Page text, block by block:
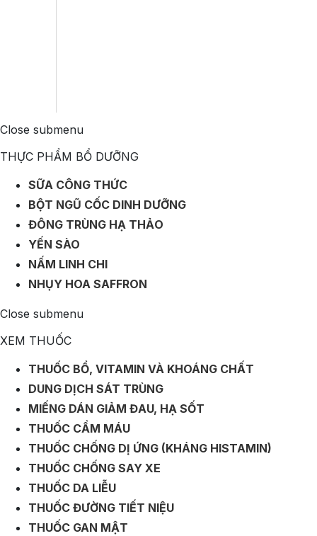
Close submenu
THỰC PHẨM BỔ DƯỠNG
SỮA CÔNG THỨC
BỘT NGŨ CỐC DINH DƯỠNG
ĐÔNG TRÙNG HẠ THẢO
YẾN SÀO
NẤM LINH CHI
NHỤY HOA SAFFRON
Close submenu
XEM THUỐC
THUỐC BỔ, VITAMIN VÀ KHOÁNG CHẤT
DUNG DỊCH SÁT TRÙNG
MIẾNG DÁN GIẢM ĐAU, HẠ SỐT
THUỐC CẦM MÁU
THUỐC CHỐNG DỊ ỨNG (KHÁNG HISTAMIN)
THUỐC CHỐNG SAY XE
THUỐC DA LIỄU
THUỐC ĐƯỜNG TIẾT NIỆU
THUỐC GAN MẬT